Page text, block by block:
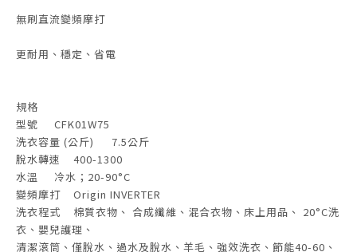
無刷直流變頻摩打
更耐用、穩定、省電
規格
型號
CFK01W75
洗衣容量 (公斤)
7.5公斤
脫水轉速
400-1300
水溫
冷水；20-90°C
變頻摩打
Origin INVERTER
洗衣程式
棉質衣物、 合成纖維、混合衣物、床上用品、 20°C洗
衣、嬰兒護理、
清潔滾筒、僅脫水、過水及脫水、羊毛、強效洗衣、節能40-60、